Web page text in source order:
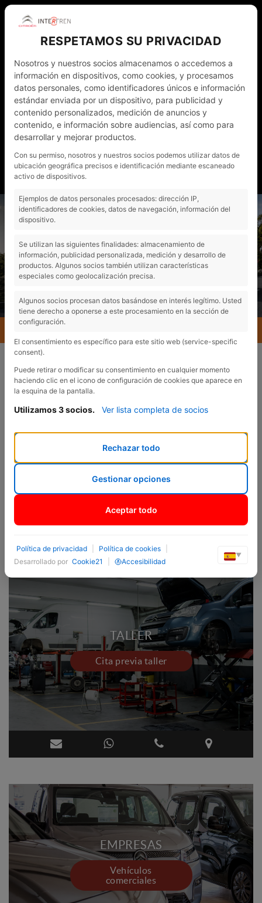
ESP
972 011 782
WHATSAPP
VENTAS
ayudarte?
TALLER
Cita previa taller
EMPRESAS
Vehículos
comerciales
RESPETAMOS SU PRIVACIDAD
Nosotros y nuestros socios almacenamos o accedemos a
información en dispositivos, como cookies, y procesamos
datos personales, como identificadores únicos e información
estándar enviada por un dispositivo, para publicidad y
contenido personalizados, medición de anuncios y
contenido, e información sobre audiencias, así como para
desarrollar y mejorar productos.
Con su permiso, nosotros y nuestros socios podemos utilizar datos de
ubicación geográfica precisos e identificación mediante escaneado
activo de dispositivos.
Ejemplos de datos personales procesados: dirección IP,
identificadores de cookies, datos de navegación, información del
dispositivo.
Se utilizan las siguientes finalidades: almacenamiento de
información, publicidad personalizada, medición y desarrollo de
productos. Algunos socios también utilizan características
especiales como geolocalización precisa.
Algunos socios procesan datos basándose en interés legítimo. Usted
tiene derecho a oponerse a este procesamiento en la sección de
configuración.
El consentimiento es específico para este sitio web (service-specific
consent).
Puede retirar o modificar su consentimiento en cualquier momento
haciendo clic en el icono de configuración de cookies que aparece en
la esquina de la pantalla.
Utilizamos 3 socios. Ver lista completa de socios
Rechazar todo
Gestionar opciones
Aceptar todo
Política de privacidad Política de cookies
Desarrollado por Cookie21 Accesibilidad
▼